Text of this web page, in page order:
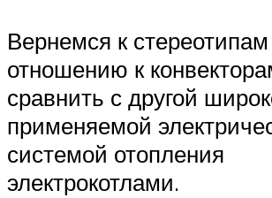
Вернемся к
отношению к
сравнить с другой
применяемой
системой отопления
электрокотлами.